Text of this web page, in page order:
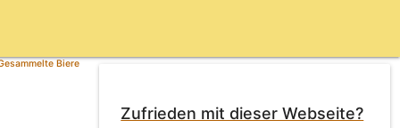
Biere
Zufrieden mit dieser Webseite?